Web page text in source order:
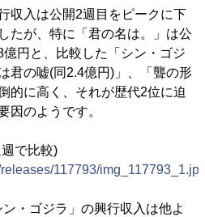
収入は公開2週目をピークに下
たが、特に「君の名は。」は公
円と、比較した「シン・ゴジ
君の嘘(同2.4億円)」、「聾の形
的に高く、それが歴代2位に迫
因のようです。
で比較)
117793/
・ゴジラ」の興行収入は他よ